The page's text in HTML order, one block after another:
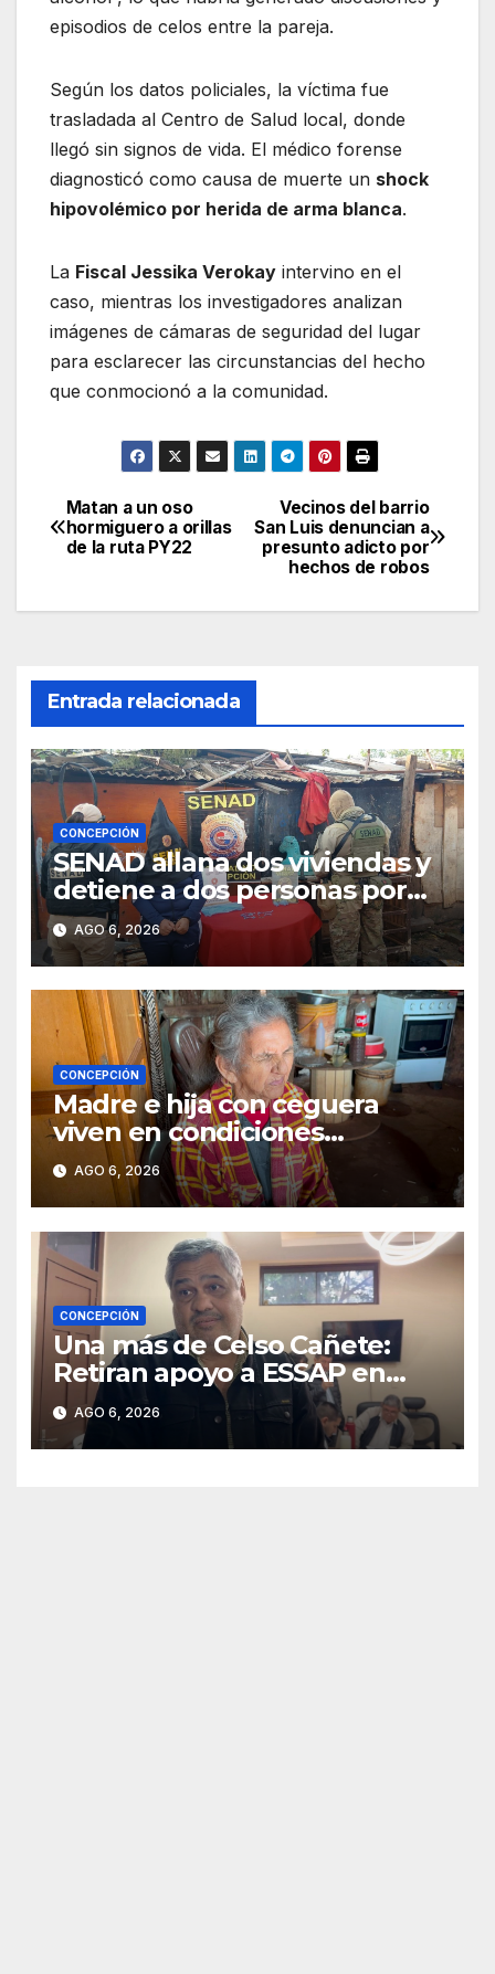
episodios de celos entre la pareja.
Según los datos policiales, la víctima fue
trasladada al Centro de Salud local, donde
llegó sin signos de vida. El médico forense
diagnosticó como causa de muerte un shock
hipovolémico por herida de arma blanca.
La Fiscal Jessika Verokay intervino en el
caso, mientras los investigadores analizan
imágenes de cámaras de seguridad del lugar
para esclarecer las circunstancias del hecho
que conmocionó a la comunidad.
Navegación
de
entradas
Vecinos del barrio
San Luis denuncian a
presunto adicto por
hechos de robos
Matan a un oso
hormiguero a orillas
de la ruta PY22
Entrada relacionada
CONCEPCIÓN
SENAD allana dos viviendas y
detiene a dos personas por
presunto microtráfico en
Concepción
AGO 6, 2026
CONCEPCIÓN
Madre e hija con ceguera
viven en condiciones
precarias y vecinos impulsan
campaña solidaria para
ayudarlas
AGO 6, 2026
CONCEPCIÓN
Una más de Celso Cañete:
Retiran apoyo a ESSAP en
Concepción
AGO 6, 2026